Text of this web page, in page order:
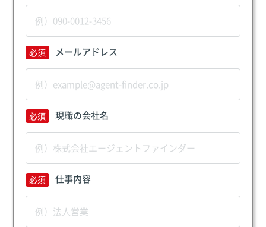
メールアドレス
現職の会社名
仕事内容